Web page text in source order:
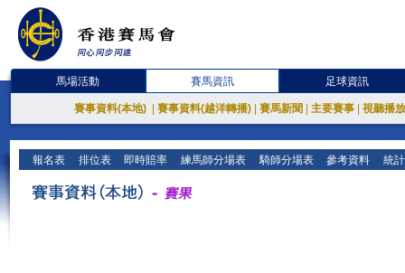
馬場活動 賽馬資訊 足球資訊
賽事資料(本地) 賽事資料(越洋轉播) 賽馬新聞 主要賽事 視聽播
報名表 排位表 即時賠率 練馬師分場表 騎師分場表 參考資料 統